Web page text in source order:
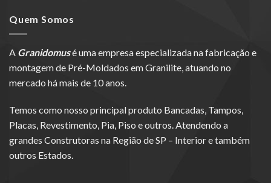
Quem Somos
A Granidomusé uma empresa especializada na fabricação e
montagem de Pré-Moldados em Granilite, atuando no
mercado há mais de 10 anos.
Temos como nosso principal produto Bancadas, Tampos,
Placas, Revestimento, Pia, Piso e outros. Atendendo a
grandes Construtoras na Região de SP – Interior e também
outros Estados.